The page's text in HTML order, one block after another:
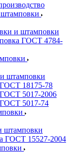
и штамповки
ГОСТ 4784-
штамповки
18175-78
5017-2006
5017-74
штамповки
ГОСТ 15527-2004